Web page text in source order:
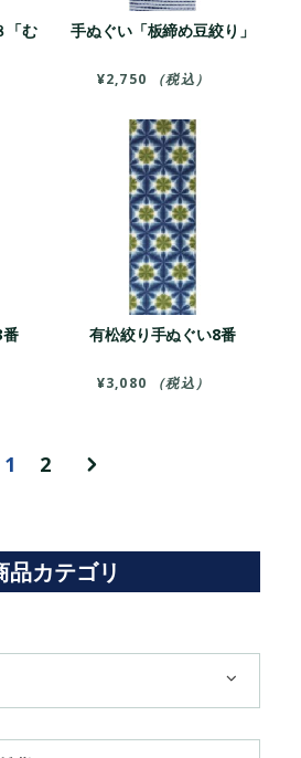
「む
手ぬぐい「板締め豆絞り」
¥2,750 （税込）
有松絞り手ぬぐい8番
¥3,080 （税込）
1 2
品カテゴリ